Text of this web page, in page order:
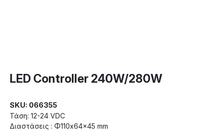
LED Controller 240W/280W
SKU: 066355
Τάση: 12-24 VDC
Διαστάσεις : Φ110x64x45 mm